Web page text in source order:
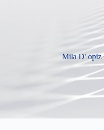
Mila D'